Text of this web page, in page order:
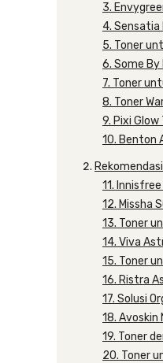
3.
4. Sensatia
5. Toner
6. Some By
7. Toner
8. Toner
9. Pixi Glow
10. Benton
11.
12. Missha
13. Toner
14. Viva
15. Toner
16. Ristra
17. Solusi
18. Avoskin
19. Toner
20. Toner